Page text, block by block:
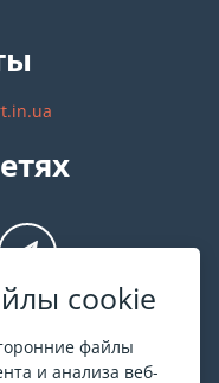
cookie
файлы
и анализа веб-
Киева и других